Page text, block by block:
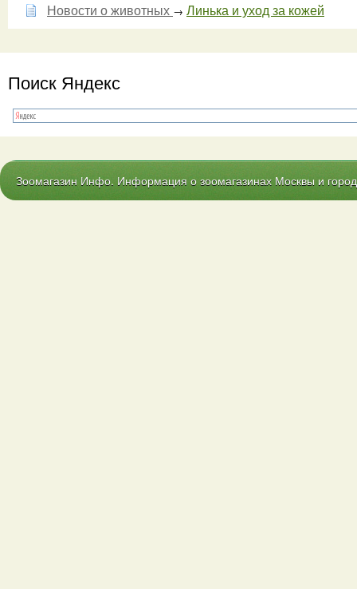
Новости о животных → Линька и уход за кожей
Поиск Яндекс
Зоомагазин Инфо. Информация о зоомагазинах Москвы и